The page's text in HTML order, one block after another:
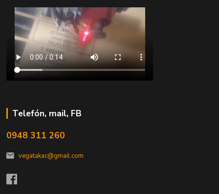
Telefón, mail, FB
0948 311 260
vegatakac@gmail.com